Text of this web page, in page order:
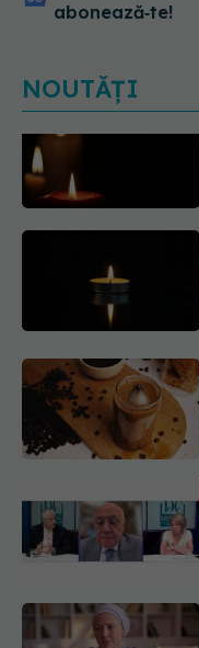
abonează‑te!
NOUTĂȚI